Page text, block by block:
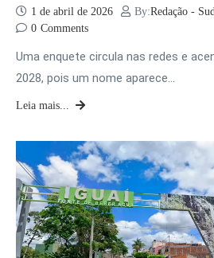
1 de abril de 2026 By:Redação -
0 Comments
Uma enquete circula nas redes e
2028, pois um nome aparece…
Leia mais...